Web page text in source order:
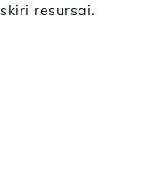
resursai.